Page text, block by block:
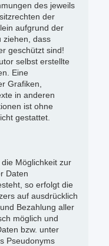
des jeweils
der
aufgrund der
ziehen, dass
geschützt sind!
selbst erstellte
Eine
Grafiken,
in anderen
ist ohne
gestattet.
Möglichkeit zur
Daten
so erfolgt die
auf ausdrücklich
Bezahlung aller
möglich und
bzw. unter
Pseudonyms